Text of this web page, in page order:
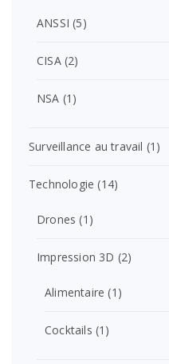
ANSSI (5)
CISA(2)
NSA (1)
Surveillance au travail (1)
Technologie (14)
Drones (1)
Impression 3D (2)
Alimentaire (1)
Cocktails (1)